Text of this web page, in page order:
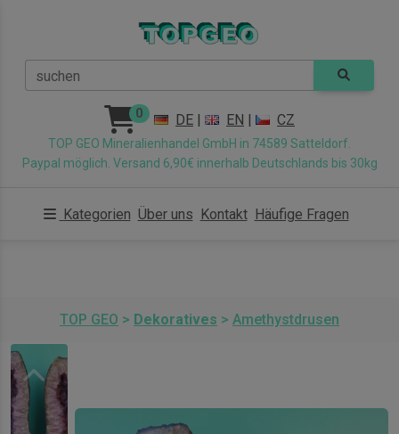
suchen
0 DE | EN | CZ
TOP GEO Mineralienhandel GmbH in 74589 Satteldorf.
Paypal möglich. Versand 6,90€ innerhalb Deutschlands bis 30kg
Kategorien Über uns Kontakt Häufige Fragen
TOP GEO > Dekoratives > Amethystdrusen